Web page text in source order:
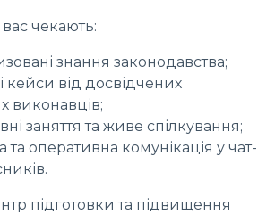
чекають:
знання законодавства;
кейси від досвідчених
виконавців;
заняття та живе спілкування;
та оперативна комунікація у чат-
підготовки та підвищення